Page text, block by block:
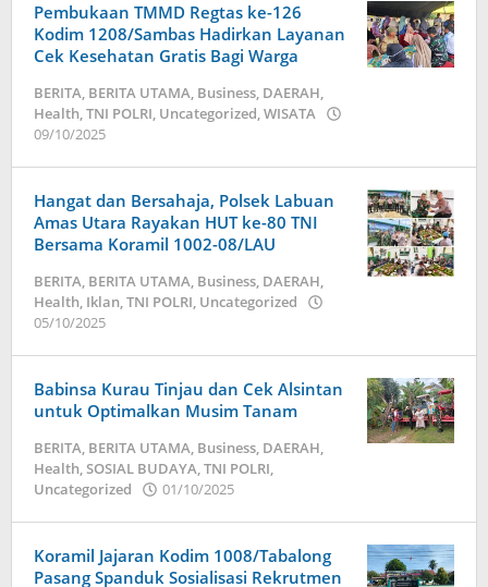
Pembukaan TMMD Regtas ke-126
Kodim 1208/Sambas Hadirkan Layanan
Cek Kesehatan Gratis Bagi Warga
BERITA, BERITA UTAMA, Business, DAERAH,
Health,TNI POLRI, Uncategorized,WISATA
09/10/2025
Hangat dan Bersahaja, Polsek Labuan
Amas Utara Rayakan HUT ke-80 TNI
Bersama Koramil 1002-08/LAU
BERITA, BERITA UTAMA, Business, DAERAH,
Health, Iklan,TNI POLRI, Uncategorized
05/10/2025
Babinsa Kurau Tinjau dan Cek Alsintan
untuk Optimalkan Musim Tanam
BERITA, BERITA UTAMA, Business, DAERAH,
Health,SOSIAL BUDAYA,TNI POLRI,
Uncategorized
01/10/2025
Koramil Jajaran Kodim 1008/Tabalong
Pasang Spanduk Sosialisasi Rekrutmen